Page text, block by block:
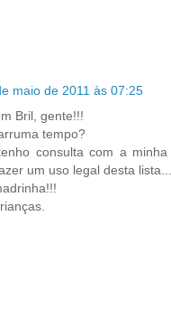
maio de 2011 às 07:25
Bril, gente!!!
tempo?
consulta com a
um uso legal desta lista...